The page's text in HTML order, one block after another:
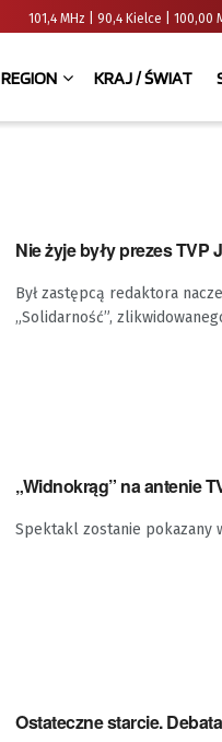
101,4 MHz | 90,4 Kielce | 100,00
REGION KRAJ / ŚWIAT
Nie żyje były prezes TVP
Był zastępcą redaktora
„Solidarność”,
„Widnokrąg” na antenie
Spektakl zostanie pokazany
Ostateczne starcie.